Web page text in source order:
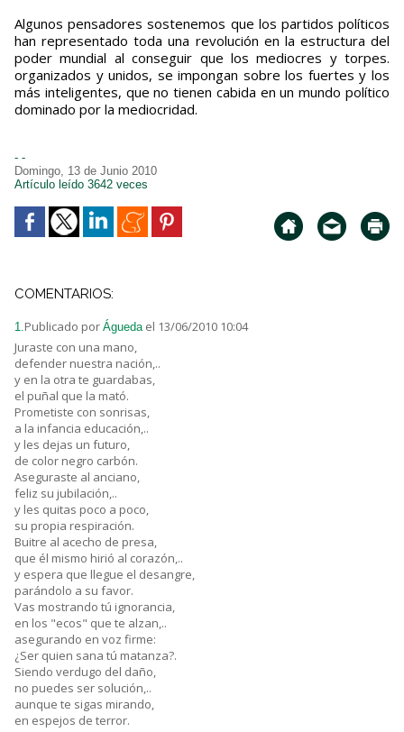
Algunos pensadores sostenemos que los partidos políticos
han representado toda una revolución en la estructura del
poder mundial al conseguir que los mediocres y torpes.
organizados y unidos, se impongan sobre los fuertes y los
más inteligentes, que no tienen cabida en un mundo político
dominado por la mediocridad.
- -
Domingo, 13 de Junio 2010
Artículo leído 3642 veces
COMENTARIOS:
1.Publicado por Águeda el 13/06/2010 10:04
Juraste con una mano,
defender nuestra nación,..
y en la otra te guardabas,
el puñal que la mató.
Prometiste con sonrisas,
a la infancia educación,..
y les dejas un futuro,
de color negro carbón.
Aseguraste al anciano,
feliz su jubilación,..
y les quitas poco a poco,
su propia respiración.
Buitre al acecho de presa,
que él mismo hirió al corazón,..
y espera que llegue el desangre,
parándolo a su favor.
Vas mostrando tú ignorancia,
en los "ecos" que te alzan,..
asegurando en voz firme:
¿Ser quien sana tú matanza?.
Siendo verdugo del daño,
no puedes ser solución,..
aunque te sigas mirando,
en espejos de terror.